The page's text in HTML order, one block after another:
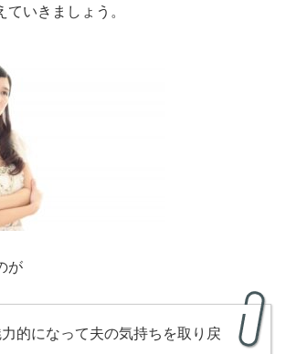
いきましょう。
が
力的になって夫の気持ちを取り戻